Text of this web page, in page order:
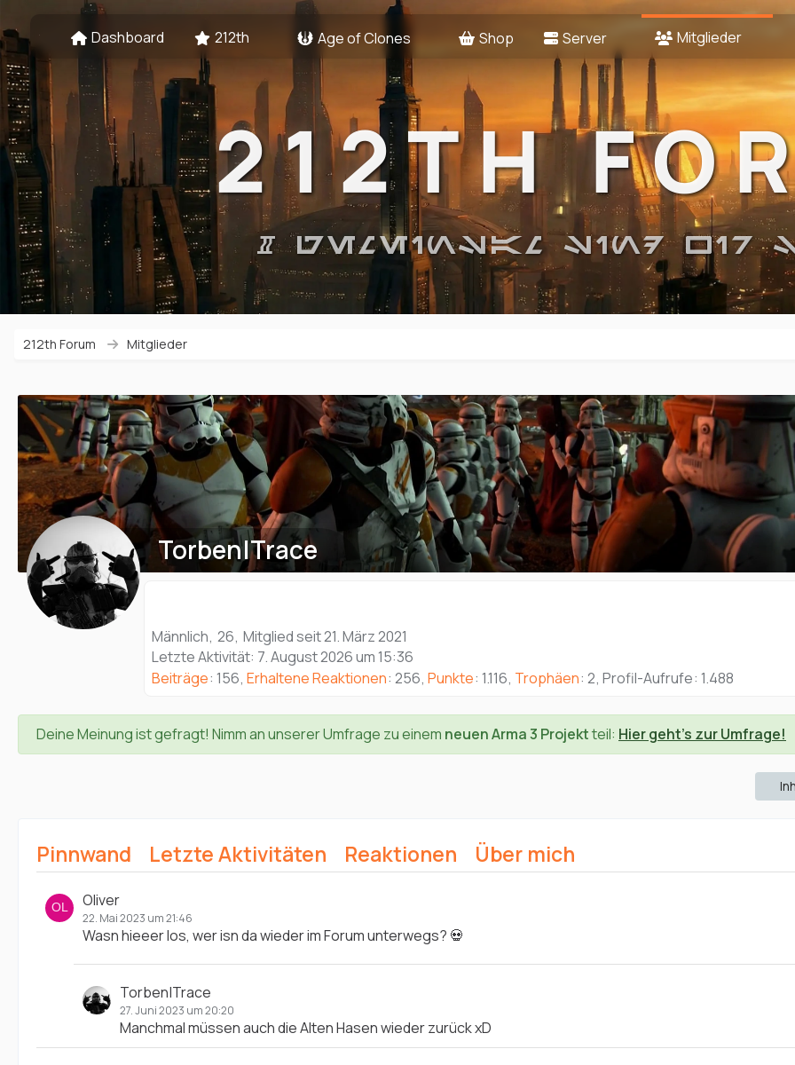
Dashboard 212th Age of Clones Shop Server Mitglieder
212TH
# GEMEINSAM SIND WIR
212th Forum Mitglieder
Torben|Trace
Männlich 26 Mitglied seit 21. März 2021
Letzte Aktivität: 7. August 2026 um 15:36
Beiträge 156 Erhaltene Reaktionen 256 Punkte 1.116 Trophäen 2 Profil-Aufrufe 1.488
Deine Meinung ist gefragt! Nimm an unserer Umfrage zu einem neuen Arma 3 Projektteil: Hier geht's zur Umfrage!
Pinnwand Letzte Aktivitäten Reaktionen Über mich
Oliver
22. Mai 2023 um 21:46
Wasn hieeer los, wer isn da wieder im Forum unterwegs? 💀
Torben|Trace
27. Juni 2023 um 20:20
Manchmal müssen auch die Alten Hasen wieder zurück xD